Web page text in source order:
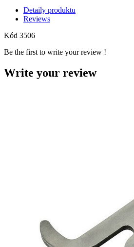
Detaily produktu
Reviews
Kód 3506
Be the first to write your review !
Write your review